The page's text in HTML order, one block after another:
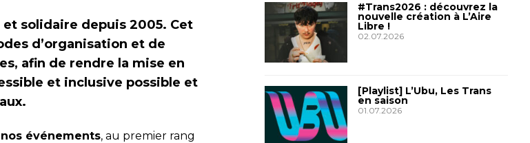
solidaire depuis 2005. Cet
d’organisation et de
afin de rendre la mise en
et inclusive possible et
événements, au premier rang
#Trans2026 : découvrez la
nouvelle création à L’Aire
Libre !
02.07.2026
[Playlist] L’Ubu, Les Trans
en saison
01.07.2026